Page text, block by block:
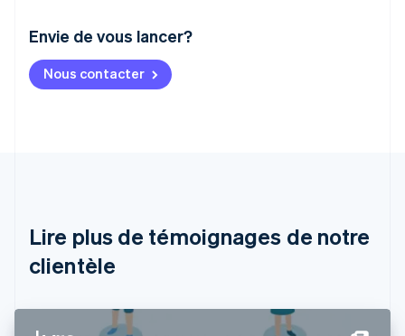
Envie de vous lancer?
Nous contacter
Lire plus de témoignages de notre
clientèle
Allemagne
DeutschEnglish
Australie
Bulgarie
English
Canada
Chine continentale
English